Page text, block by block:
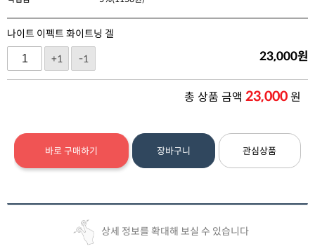
나이트 이펙트 화이트닝 겔
+1
-1 23,000원
총 상품 금액 23,000원
바로 구매하기 장바구니 관심상품
상세 정보를 확대해 보실 수 있습니다